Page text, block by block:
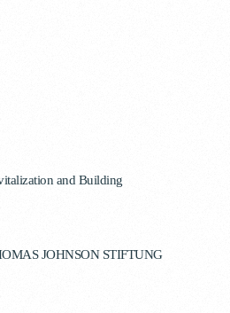
and Building
JOHNSON STIFTUNG